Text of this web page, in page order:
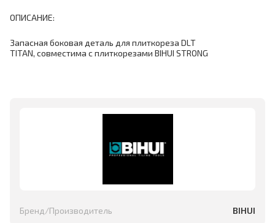
ОПИСАНИЕ:
Запасная боковая деталь для плиткореза DLT
TITAN, совместима с плиткорезами BIHUI STRONG
Бренд/Производитель BIHUI